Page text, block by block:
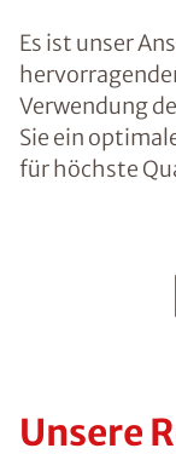
Es ist unser
Verwendung
Sie ein
für höchste
Unsere